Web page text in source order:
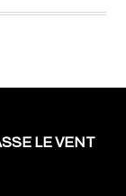
LE VENT